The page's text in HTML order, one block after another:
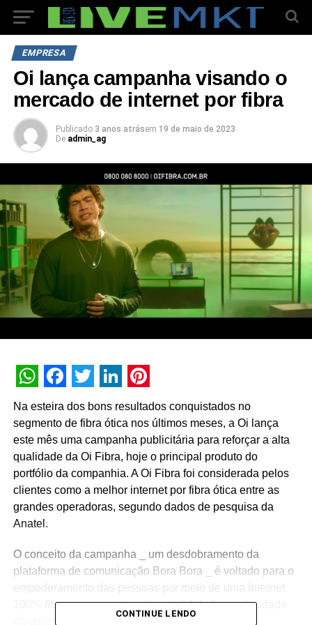
EMPRESA
Oi lança campanha visando o
mercado de internet por fibra
Publicado 3 anos atrásem 19 de maio de 2023
De admin_ag
WhatsApp
Facebook
Twitter
LinkedIn
Pinterest
Na esteira dos bons resultados conquistados no
segmento de fibra ótica nos últimos meses, a Oi lança
este mês uma campanha publicitária para reforçar a alta
qualidade da Oi Fibra, hoje o principal produto do
portfólio da companhia. A Oi Fibra foi considerada pelos
clientes como a melhor internet por fibra ótica entre as
grandes operadoras, segundo dados de pesquisa da
Anatel.
O conceito da campanha _ um desdobramento da
plataforma de comunicação Bora Bora _ é voltado para o
100% fibra, que garante mais estabilidade e velocidade
na conexão. As peças publicitárias, que serão
CONTINUE LENDO